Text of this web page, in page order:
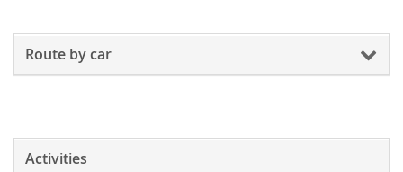
Route by car
Activities